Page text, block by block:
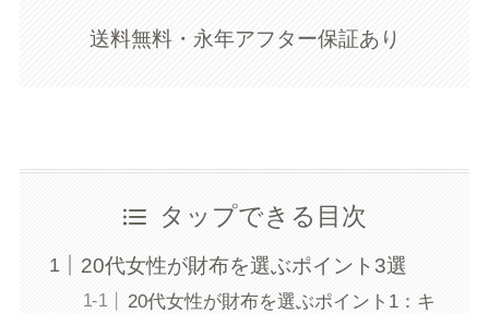
送料無料・永年アフター保証あり
タップできる目次
20代女性が財布を選ぶポイント3選
20代女性が財布を選ぶポイント1：キ